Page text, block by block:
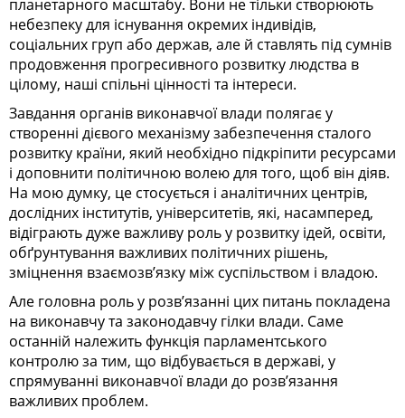
планетарного масштабу. Вони не тільки створюють
небезпеку для існування окремих індивідів,
соціальних груп або держав, але й ставлять під сумнів
продовження прогресивного розвитку людства в
цілому, наші спільні цінності та інтереси.
Завдання органів виконавчої влади полягає у
створенні дієвого механізму забезпечення сталого
розвитку країни, який необхідно підкріпити ресурсами
і доповнити політичною волею для того, щоб він діяв.
На мою думку, це стосується і аналітичних центрів,
дослідних інститутів, університетів, які, насамперед,
відіграють дуже важливу роль у розвитку ідей, освіти,
обґрунтування важливих політичних рішень,
зміцнення взаємозв’язку між суспільством і владою.
Але головна роль у розв’язанні цих питань покладена
на виконавчу та законодавчу гілки влади. Саме
останній належить функція парламентського
контролю за тим, що відбувається в державі, у
спрямуванні виконавчої влади до розв’язання
важливих проблем.